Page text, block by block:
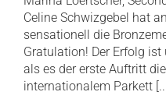
Celine Schwizgebel hat
sensationell die
Gratulation! Der Erfolg
als es der erste Auftritt
internationalem Parkett